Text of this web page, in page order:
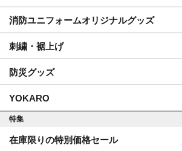
消防ユニフォームオリジナルグッズ
刺繍・裾上げ
防災グッズ
YOKARO
特集
在庫限りの特別価格セール